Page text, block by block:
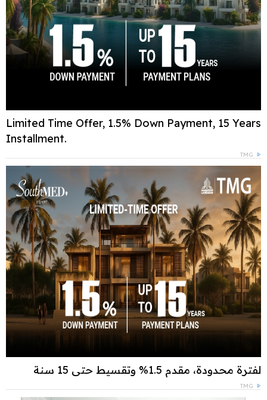
Limited Time Offer, 1.5% Down Payment, 15 Years
Installment.
TMG
لفترة محدودة، مقدم 1.5% وتقسيط حتى 15 سنة
TMG